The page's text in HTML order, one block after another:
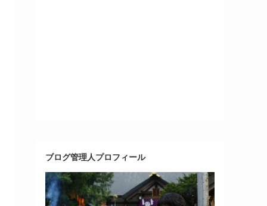
ブログ管理人プロフィール